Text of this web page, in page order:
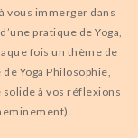
vous immerger dans
pratique de Yoga,
fois un thème de
Yoga Philosophie,
à vos réflexions